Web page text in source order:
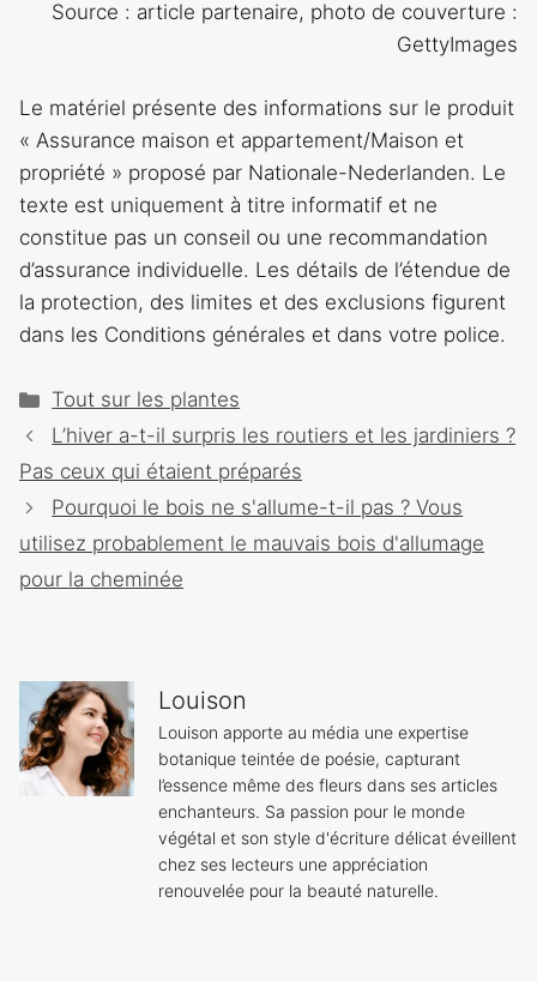
Source : article partenaire, photo de couverture :
GettyImages
Le matériel présente des informations sur le produit
« Assurance maison et appartement/Maison et
propriété » proposé par Nationale-Nederlanden. Le
texte est uniquement à titre informatif et ne
constitue pas un conseil ou une recommandation
d’assurance individuelle. Les détails de l’étendue de
la protection, des limites et des exclusions figurent
dans les Conditions générales et dans votre police.
Catégories
Tout sur les plantes
Navigation
des
L’hiver a-t-il surpris les routiers et les jardiniers ?
Pas ceux qui étaient préparés
Pourquoi le bois ne s'allume-t-il pas ? Vous
utilisez probablement le mauvais bois d'allumage
pour la cheminée
Louison
Louison apporte au média une expertise
botanique teintée de poésie, capturant
l’essence même des fleurs dans ses articles
enchanteurs. Sa passion pour le monde
végétal et son style d'écriture délicat éveillent
chez ses lecteurs une appréciation
renouvelée pour la beauté naturelle.